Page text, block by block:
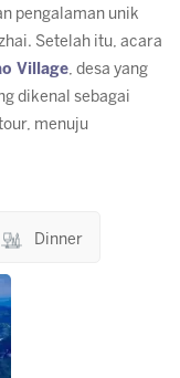
pengalaman unik
Setelah itu, acara
Village, desa yang
dikenal sebagai
menuju
Dinner